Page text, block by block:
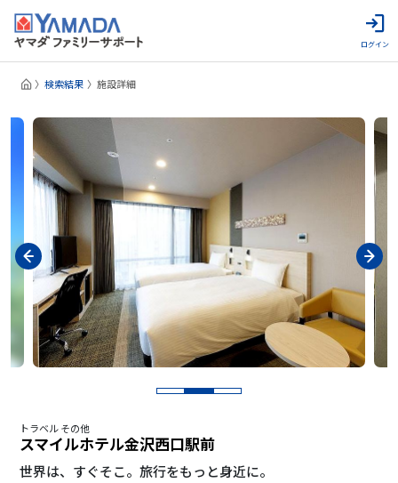
ログイン
検索結果 施設詳細
トラベル その他
スマイルホテル金沢西口駅前
世界は、すぐそこ。旅行をもっと身近に。